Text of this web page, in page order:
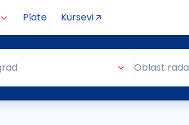
Plate Kursevi
Oblast rada